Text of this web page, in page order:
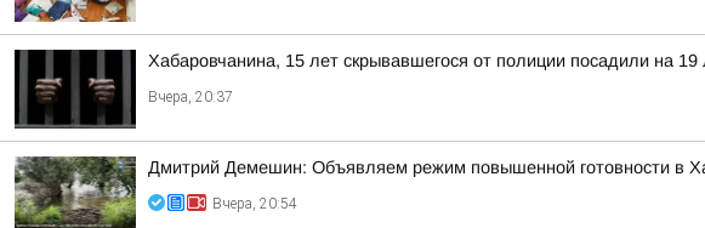
Хабаровчанина, 15 лет скрывавшегося от полиции посадили на 19
Вчера, 20:37
Дмитрий Демешин: Объявляем режим повышенной готовности в
Вчера, 20:54